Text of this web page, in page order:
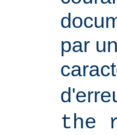
par
the